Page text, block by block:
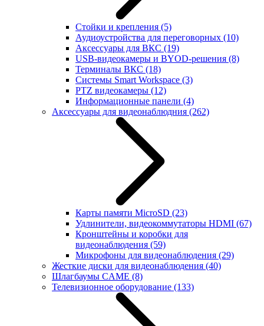
Стойки и крепления (5)
Аудиоустройства для переговорных (10)
Аксессуары для ВКС (19)
USB-видеокамеры и BYOD-решения (8)
Терминалы ВКС (18)
Системы Smart Workspace (3)
PTZ видеокамеры (12)
Информационные панели (4)
Аксессуары для видеонаблюдния (262)
Карты памяти MicroSD (23)
Удлинители, видеокоммутаторы HDMI (67)
Кронштейны и коробки для
видеонаблюдения (59)
Микрофоны для видеонаблюдения (29)
Жесткие диски для видеонаблюдения (40)
Шлагбаумы CAME (8)
Телевизионное оборудование (133)